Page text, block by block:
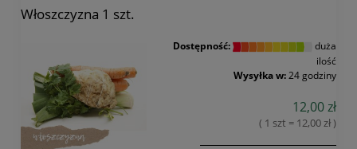
Włoszczyzna 1 szt.
Dostępność:
duża
ilość
Wysyłka w:24 godziny
12,00 zł
( 1 szt = 12,00 zł )